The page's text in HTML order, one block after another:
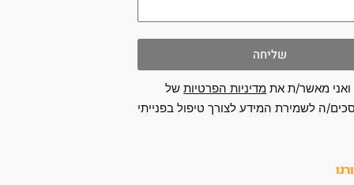
שליחה
ואני מאשר/ת את מדיניות הפרטיותשל
ה לשמירת המידע לצורך טיפול בפנייתי